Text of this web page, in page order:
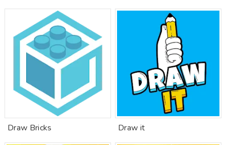
Draw Bricks Draw it